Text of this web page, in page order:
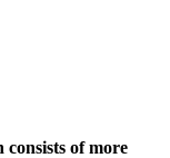
consists of more